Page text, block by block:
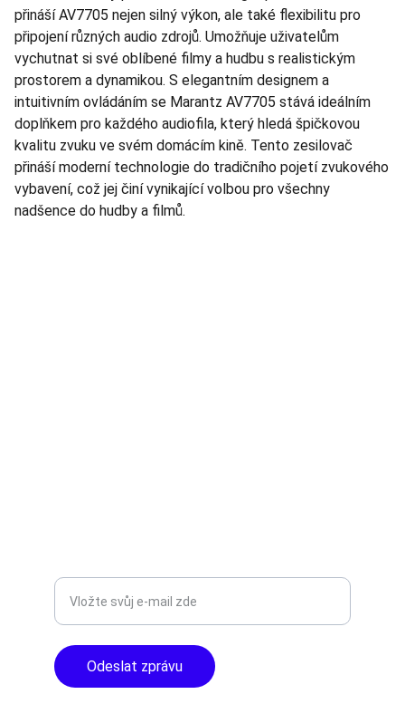
přináší AV7705 nejen silný výkon, ale také flexibilitu pro
připojení různých audio zdrojů. Umožňuje uživatelům
vychutnat si své oblíbené filmy a hudbu s realistickým
prostorem a dynamikou. S elegantním designem a
intuitivním ovládáním se Marantz AV7705 stává ideálním
doplňkem pro každého audiofila, který hledá špičkovou
kvalitu zvuku ve svém domácím kině. Tento zesilovač
přináší moderní technologie do tradičního pojetí zvukového
vybavení, což jej činí vynikající volbou pro všechny
nadšence do hudby a filmů.
Odeslat zprávu